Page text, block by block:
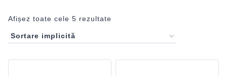
Afișez toate cele 5 rezultate